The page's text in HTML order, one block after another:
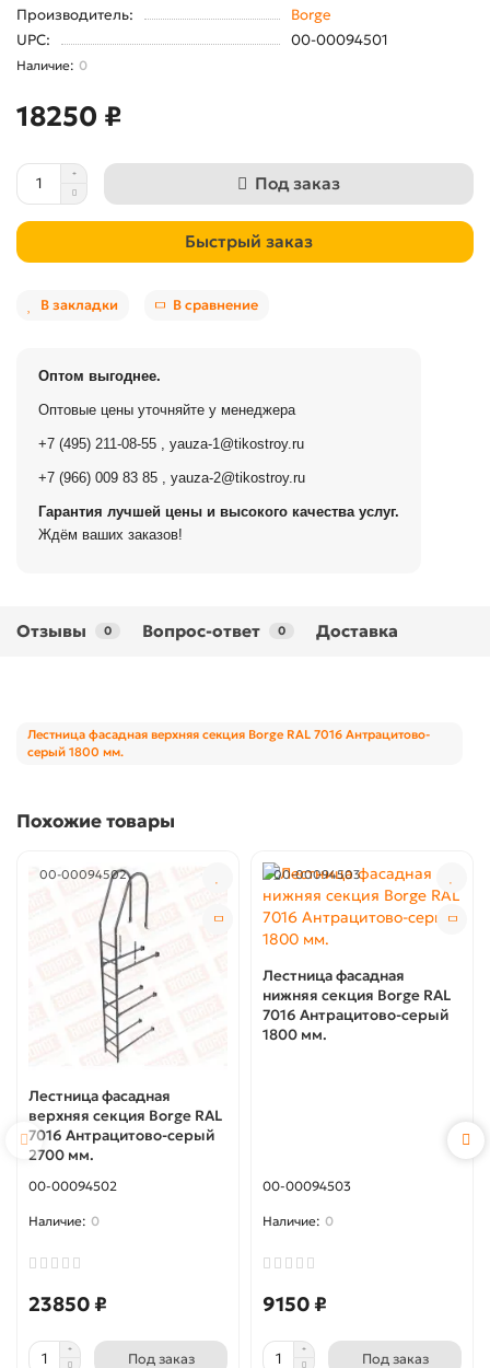
Производитель:
Borge
UPC:
00-00094501
0
18250 ₽
Под заказ
Быстрый заказ
В закладки В сравнение
Оптом выгоднее.
Оптовые цены уточняйте у менеджера
+7 (495) 211-08-55 yauza-1@tikostroy.ru
+7 (966) 009 83 85 yauza-2@tikostroy.ru
Гарантия лучшей цены и высокого качества услуг.
Ждём ваших заказов!
Отзывы 0 Вопрос-ответ 0 Доставка
Лестница фасадная верхняя секция Borge RAL 7016 Антрацитово-
серый 1800 мм.
Похожие товары
00-00094502
Лестница фасадная
верхняя секция Borge RAL
7016 Антрацитово-серый
2700 мм.
00-00094502
0
23850 ₽
Под заказ
00-00094503
Лестница фасадная
нижняя секция Borge RAL
7016 Антрацитово-серый
1800 мм.
00-00094503
0
9150 ₽
Под заказ